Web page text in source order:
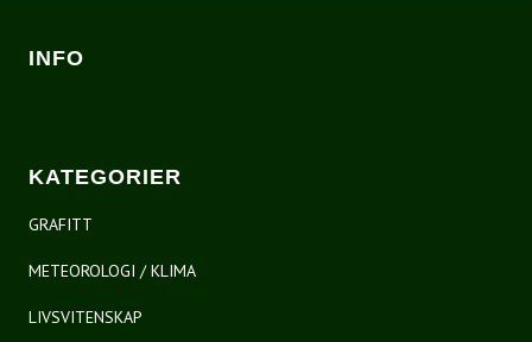
INFO
KATEGORIER
GRAFITT
METEOROLOGI / KLIMA
LIVSVITENSKAP